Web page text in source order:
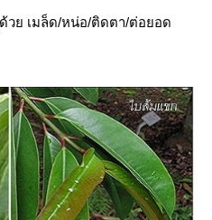
วย เมล็ด/หน่อ/ติดตา/ต่อยอด